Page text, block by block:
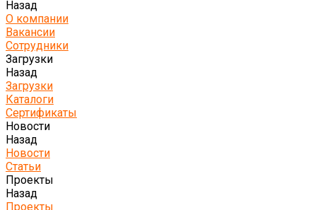
Назад
О компании
Вакансии
Сотрудники
Загрузки
Назад
Загрузки
Каталоги
Сертификаты
Новости
Назад
Новости
Статьи
Проекты
Назад
Проекты